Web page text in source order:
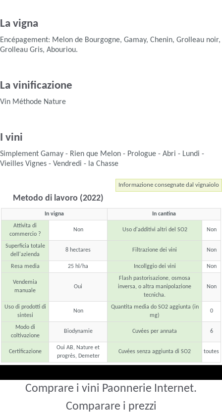
La vigna
Encépagement: Melon de Bourgogne, Gamay, Chenin, Grolleau noir,
Grolleau Gris, Abouriou.
La vinificazione
Vin Méthode Nature
I vini
Simplement Gamay - Rien que Melon - Prologue - Abri - Lundi -
Vieilles Vignes - Vendredi - la Chasse
Informazione consegnate dal vignaiolo
Metodo di lavoro (2022)
In vigna
In cantina
Attivita di
commercio ?
Non Uso d'additivi altri del SO2 Non
Superficia totale
dell'azienda
8 hectares Filtrazione dei vini Non
Resa media 25 hl/ha Incollggio dei vini Non
Vendemia
manuale
Oui
Flash pastorisazione, osmosa
inversa, o altra manipolazione
tecnicha.
Non
Uso di prodotti di
sintesi
Non
Quantita media do SO2 aggiunta (in
mg)
0
Modo di
coltivazione
Biodynamie Cuvées per annata 6
Certificazione
Oui AB, Nature et
progrès, Demeter
Cuvées senza aggiunta di SO2 toutes
Comprare i vini Paonnerie Internet.
Comparare i prezzi